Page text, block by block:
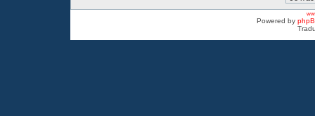
Powered by